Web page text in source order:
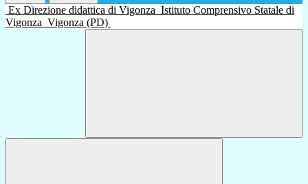
Ex Direzione didattica di Vigonza Istituto Comprensivo Statale di
Vigonza Vigonza (PD)